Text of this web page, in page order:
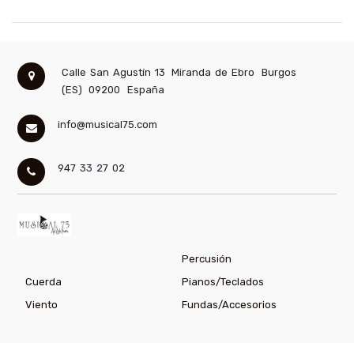
Calle San Agustín 13 Miranda de Ebro
Burgos
(ES)
09200 España
info@musical75.com
947 33 27 02
Percusión
Cuerda
Pianos/Teclados
Viento
Fundas/Accesorios